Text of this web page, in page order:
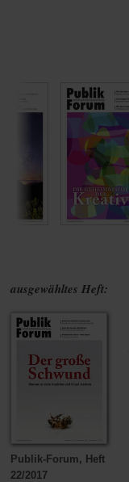
ausgewähltes Heft:
Publik-Forum, Heft
22/2017